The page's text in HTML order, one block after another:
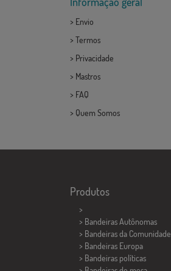
> Envio
> Termos
> Privacidade
> Mastros
> FAQ
> Quem Somos
Produtos
>
> Bandeiras Autônomas
> Bandeiras da Comunidade
> Bandeiras Europa
> Bandeiras políticas